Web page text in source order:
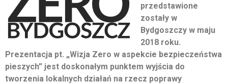
przedstawione
zostały w
Bydgoszczy w maju
2018 roku.
Prezentacja pt. „Wizja Zero w aspekcie bezpieczeństwa
pieszych” jest doskonałym punktem wyjścia do
tworzenia lokalnych działań na rzecz poprawy